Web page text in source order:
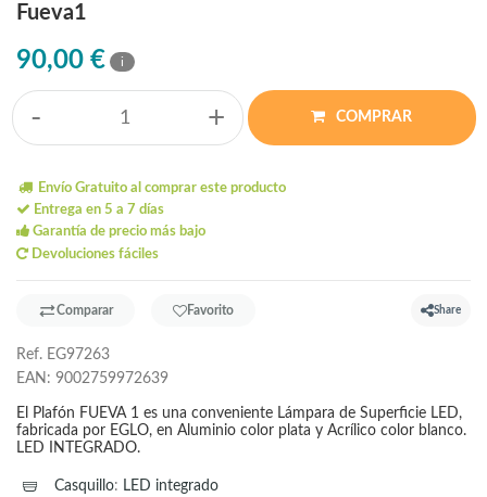
Fueva1
90,00 € i
- + COMPRAR
Envío Gratuito al comprar este producto
Entrega en 5 a 7 días
Garantía de precio más bajo
Devoluciones fáciles
Comparar Favorito Share
Ref. EG97263
EAN: 9002759972639
El Plafón FUEVA 1 es una conveniente Lámpara de Superficie LED,
fabricada por EGLO, en Aluminio color plata y Acrílico color blanco.
LED INTEGRADO.
Casquillo: LED integrado